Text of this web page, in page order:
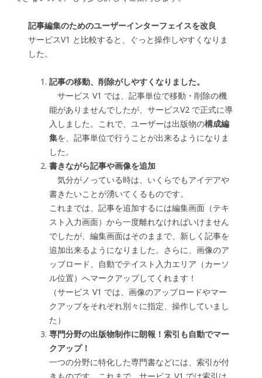
記事編集のためのユーザーインターフェイスを改良
サービスV1 と比較すると、ぐっと操作しやすくなりま
した。
記事の移動、削除がしやすくなりました。
サービス V1 では、記事単位で移動・削除の機
能がありませんでしたが、サービスV2 で正式に導
入しました。これで、ユーザーは出版物の構成編
集を、記事単位で行うことが出来るようになりま
した。
書きながら記事や画像を追加
気分がノっている時は、いくらでもアイデアや
書きたいことが湧いてくるものです。
これまでは、記事を追加するには編集画面（テキ
スト入力画面）から一度離れなければいけません
でしたが、編集画面はそのままで、新しく記事を
追加出来るようになりました。さらに、画像のア
ップロード、自動でテイスト入力エリア（カーソ
ル位置）へマークアップしてくれます！
（サービス V1 では、画像のアップロードやマー
クアップをそれぞれ別々に指定、操作していまし
た）
専門分野の出版物制作に朗報！索引も自動でマー
クアップ！
一つの分野に特化した専門書などには、索引が付